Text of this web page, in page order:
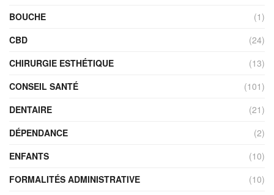
BOUCHE
(1)
CBD
(24)
CHIRURGIE ESTHÉTIQUE
(13)
CONSEIL SANTÉ
(101)
DENTAIRE
(21)
DÉPENDANCE
(2)
ENFANTS
(10)
FORMALITÉS ADMINISTRATIVE
(10)